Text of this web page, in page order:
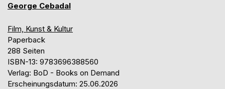
George Cebadal
Film, Kunst & Kultur
Paperback
288 Seiten
ISBN-13: 9783696388560
Verlag: BoD - Books on Demand
Erscheinungsdatum: 25.06.2026